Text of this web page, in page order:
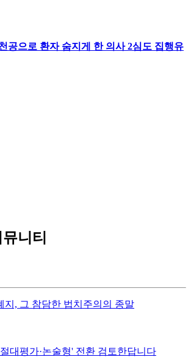
공으로 환자 숨지게 한 의사 2심도 집행유
니티
, 그 참담한 법치주의의 종말
대평가·논술형' 전환 검토한답니다